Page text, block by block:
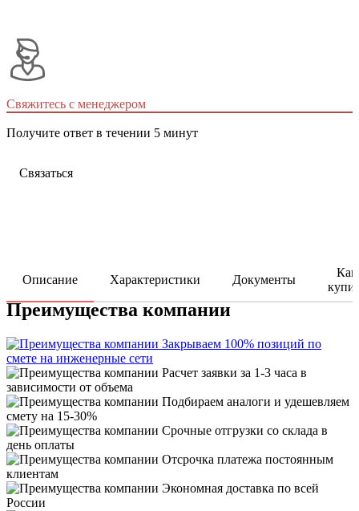
Свяжитесь с менеджером
Получите ответ в течении 5 минут
Связаться
Описание Характеристики Документы
Как
Преимущества компании
Закрываем 100% позиций по
смете на инженерные сети
Расчет заявки за 1-3 часа в
зависимости от объема
Подбираем аналоги и удешевляем
смету на 15-30%
Срочные отгрузки со склада в
день оплаты
Отсрочка платежа постоянным
клиентам
Экономная доставка по всей
России